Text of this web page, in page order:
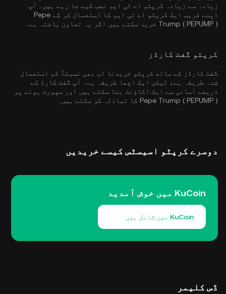
زیادہ سے زیادہ کرپٹو اے ٹی ایم نصب کیے جا رہے ہیں۔ آپ
اپنے قریب ایک کرپٹو اے ٹی ایم کا استعمال کر کے Pepe
Trump ( PEPUMP ) خرید سکتے ہیں اگر یہ تعاون یافتہ ہے۔
کرپٹو گفٹ کارڈز
گفٹ کارڈز کے ساتھ کرپٹو خریدنا اب بھی نسبتاً کم استعمال
شدہ طریقہ ہے، لیکن ایک اچھا طریقہ ہے۔ آپ گفٹ کارڈ کے
ذریعے آسانی سے ایک اکاؤنٹ بنا سکتے ہیں اور سپورٹ ہونے پر
Pepe Trump ( PEPUMP ) کا تبادلہ کر سکتے ہیں۔
دوسرے کرپٹو اسیسٹس کیسے خریدیں
KuCoin میں خوش آمدید
KuCoin میں شامل ہوں
ڈس کلیمر